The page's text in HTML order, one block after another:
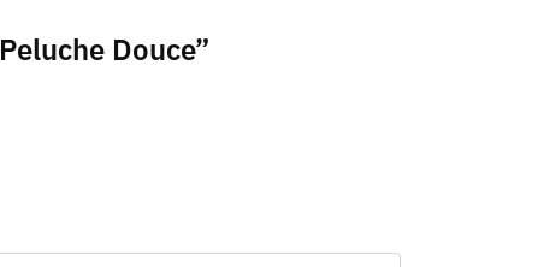
Douce”